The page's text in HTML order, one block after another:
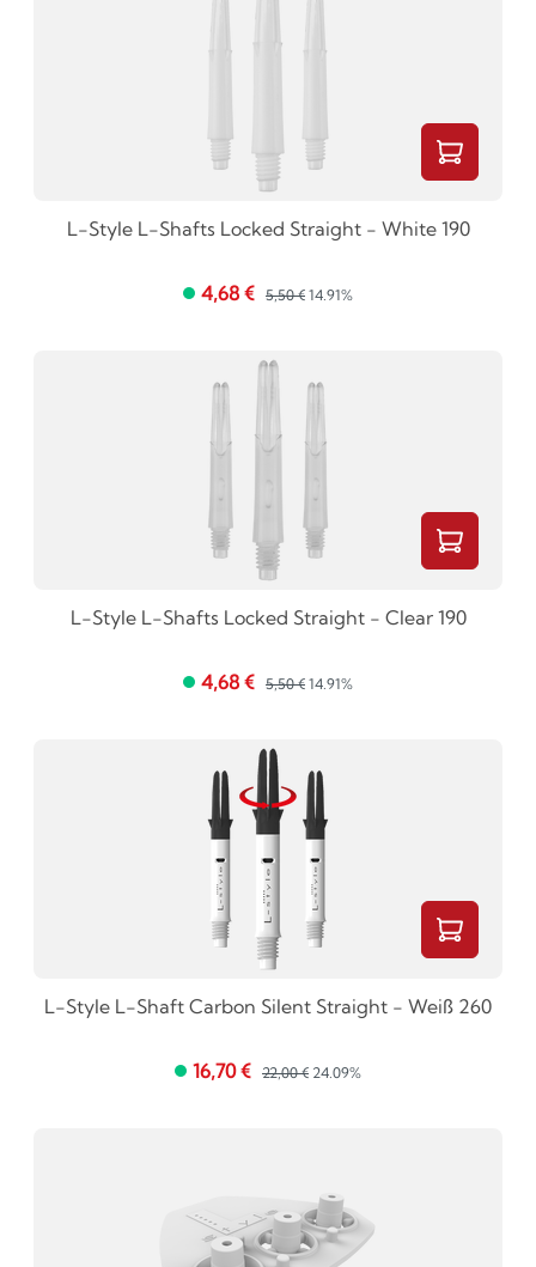
L-Style L-Shafts Locked Straight - White 190
4,68 € 5,50 € 14.91%
L-Style L-Shafts Locked Straight - Clear 190
4,68 € 5,50 € 14.91%
L-Style L-Shaft Carbon Silent Straight - Weiß 260
16,70 € 22,00 € 24.09%